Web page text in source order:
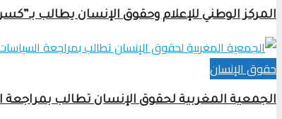
المركز الوطني للإعلام وحقوق الإنسان يطالب
حقوق الإنسان
الجمعية المغربية لحقوق الإنسان تطالب